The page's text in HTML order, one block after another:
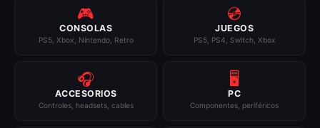
🎮
CONSOLAS
PS5, Xbox, Nintendo, Retro
💿
JUEGOS
PS5, PS4, Switch, Xbox
🎧
ACCESORIOS
Controles, headsets, cables
🖥️
PC
Componentes, periféricos